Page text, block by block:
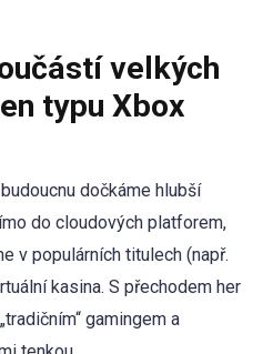
velkých
typu Xbox
dočkáme hlubší
do cloudových platforem,
v populárních titulech (např.
kasina. S přechodem her
gamingem a